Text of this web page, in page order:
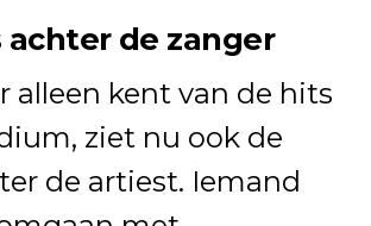
achter de zanger
alleen kent van de hits
ziet nu ook de
de artiest. Iemand